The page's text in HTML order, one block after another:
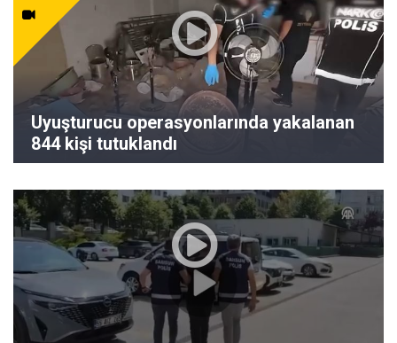
Uyuşturucu operasyonlarında yakalanan
844 kişi tutuklandı